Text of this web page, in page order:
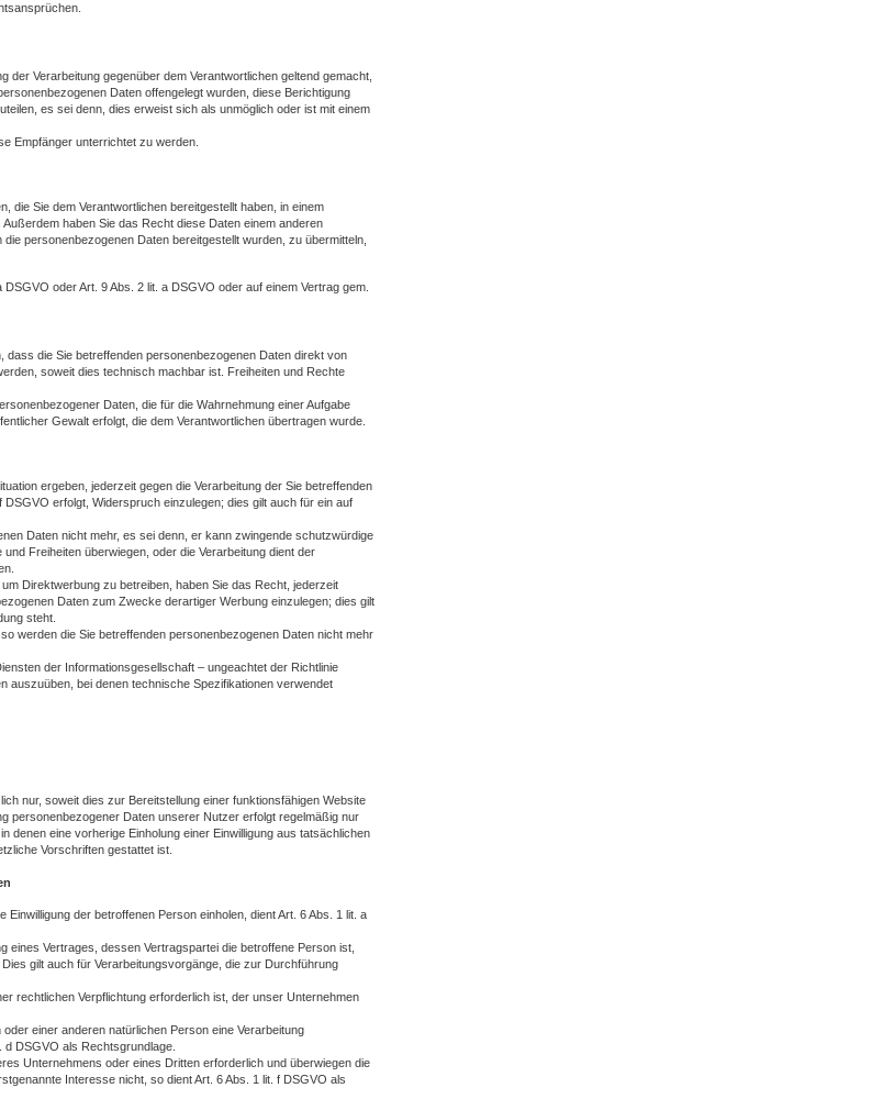
Verarbeitung gegenüber dem Verantwortlichen geltend gemacht,
Daten offengelegt wurden, diese Berichtigung
es sei denn, dies erweist sich als unmöglich oder ist mit einem
Empfänger unterrichtet zu werden.
die Sie dem Verantwortlichen bereitgestellt haben, in einem
haben Sie das Recht diese Daten einem anderen
personenbezogenen Daten bereitgestellt wurden, zu übermitteln,
oder Art. 9 Abs. 2 lit. a DSGVO oder auf einem Vertrag gem.
die Sie betreffenden personenbezogenen Daten direkt von
soweit dies technisch machbar ist. Freiheiten und Rechte
Daten, die für die Wahrnehmung einer Aufgabe
Gewalt erfolgt, die dem Verantwortlichen übertragen wurde.
ergeben, jederzeit gegen die Verarbeitung der Sie betreffenden
erfolgt, Widerspruch einzulegen; dies gilt auch für ein auf
Daten nicht mehr, es sei denn, er kann zwingende schutzwürdige
Freiheiten überwiegen, oder die Verarbeitung dient der
Direktwerbung zu betreiben, haben Sie das Recht, jederzeit
Daten zum Zwecke derartiger Werbung einzulegen; dies gilt
steht.
werden die Sie betreffenden personenbezogenen Daten nicht mehr
der Informationsgesellschaft – ungeachtet der Richtlinie
auszuüben, bei denen technische Spezifikationen verwendet
nur, soweit dies zur Bereitstellung einer funktionsfähigen Website
personenbezogener Daten unserer Nutzer erfolgt regelmäßig nur
denen eine vorherige Einholung einer Einwilligung aus tatsächlichen
Vorschriften gestattet ist.
der betroffenen Person einholen, dient Art. 6 Abs. 1 lit. a
eines Vertrages, dessen Vertragspartei die betroffene Person ist,
gilt auch für Verarbeitungsvorgänge, die zur Durchführung
rechtlichen Verpflichtung erforderlich ist, der unser Unternehmen
einer anderen natürlichen Person eine Verarbeitung
d DSGVO als Rechtsgrundlage.
Unternehmens oder eines Dritten erforderlich und überwiegen die
Interesse nicht, so dient Art. 6 Abs. 1 lit. f DSGVO als